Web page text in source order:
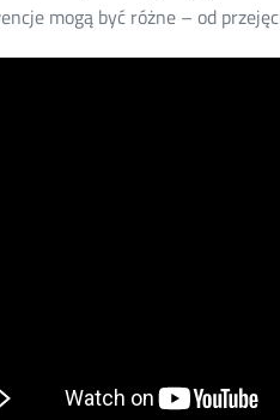
mogą być różne – od